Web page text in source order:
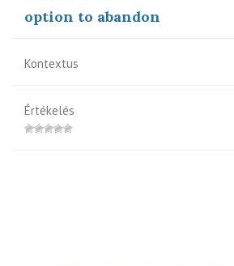
option to abandon
Kontextus
Értékelés